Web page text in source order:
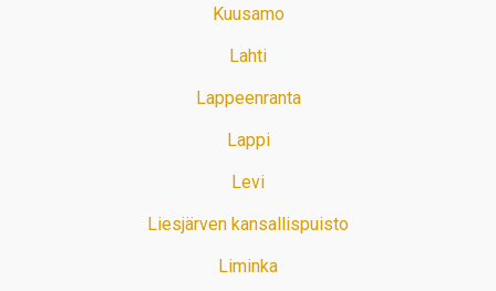
Kuusamo
Lahti
Lappeenranta
Lappi
Levi
Liesjärven kansallispuisto
Liminka